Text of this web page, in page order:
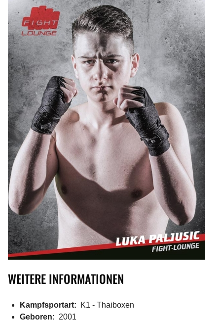
WEITERE INFORMATIONEN
Kampfsportart:
K1 - Thaiboxen
Geboren: 2001